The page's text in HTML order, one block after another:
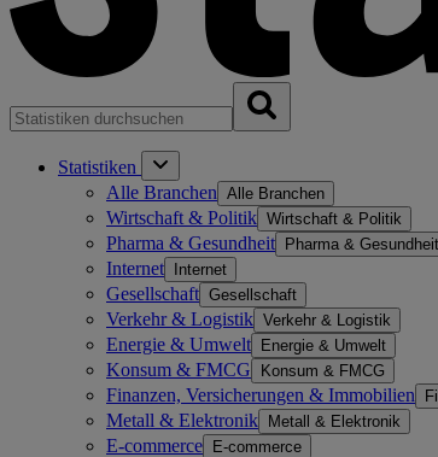
Statistiken
Alle Branchen Alle Branchen
Wirtschaft & Politik Wirtschaft & Politik
Pharma & Gesundheit Pharma & Gesundheit
Internet Internet
Gesellschaft Gesellschaft
Verkehr & Logistik Verkehr & Logistik
Energie & Umwelt Energie & Umwelt
Konsum & FMCG Konsum & FMCG
Finanzen, Versicherungen & Immobilien
Metall & Elektronik Metall & Elektronik
E-commerce E-commerce